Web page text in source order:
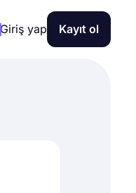
Giriş yap Kayıt ol